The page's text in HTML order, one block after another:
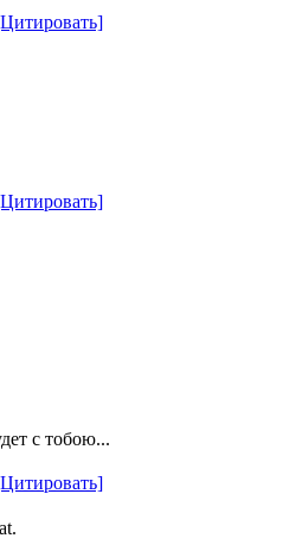
с тобою...